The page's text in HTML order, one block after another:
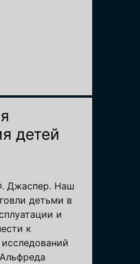
детей
Джаспер. Наш
детьми в
и
к